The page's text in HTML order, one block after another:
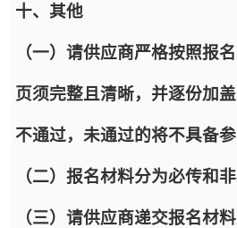
十、其他
（一）请供应商严格按照报
页须完整且清晰，并逐份加
不通过，未通过的将不具备
（二）报名材料分为必传和
（三）请供应商递交报名材